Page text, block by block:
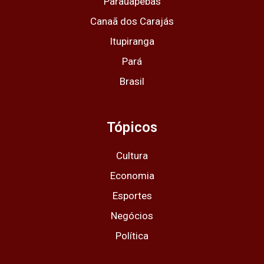
Canaã dos Carajás
Itupiranga
Pará
Brasil
Tópicos
Cultura
Economia
Esportes
Negócios
Política